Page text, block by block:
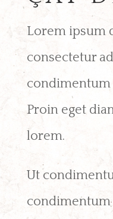
Lorem ipsum
consectetur
condimentum
Proin eget
lorem.
Ut